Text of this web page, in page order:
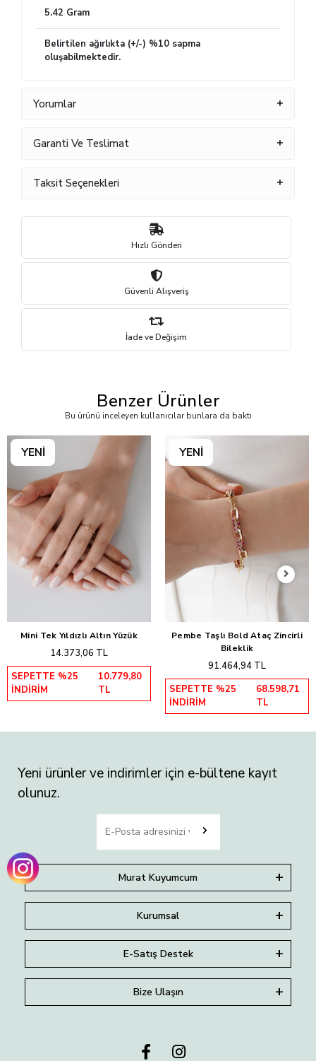
5.42 Gram
Belirtilen ağırlıkta (+/-) %10 sapma
oluşabilmektedir.
Yorumlar
Garanti Ve Teslimat
Taksit Seçenekleri
Hızlı Gönderi
Güvenli Alışveriş
İade ve Değişim
Benzer Ürünler
Bu ürünü inceleyen kullanıcılar bunlara da baktı
Sepete Ekle
Mini Tek Yıldızlı Altın Yüzük
14.373,06 TL
SEPETTE %25
İNDİRİM
10.779,80
TL
Sepete Ekle
Pembe Taşlı Bold Ataç Zincirli
Bileklik
91.464,94 TL
SEPETTE %25
İNDİRİM
68.598,71
TL
Yeni ürünler ve indirimler için e-bültene kayıt
olunuz.
Murat Kuyumcum
Kurumsal
E-Satış Destek
Bize Ulaşın